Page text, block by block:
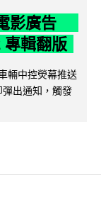
影廣告
專輯翻版
輛中控熒幕推送
彈出通知，觸發